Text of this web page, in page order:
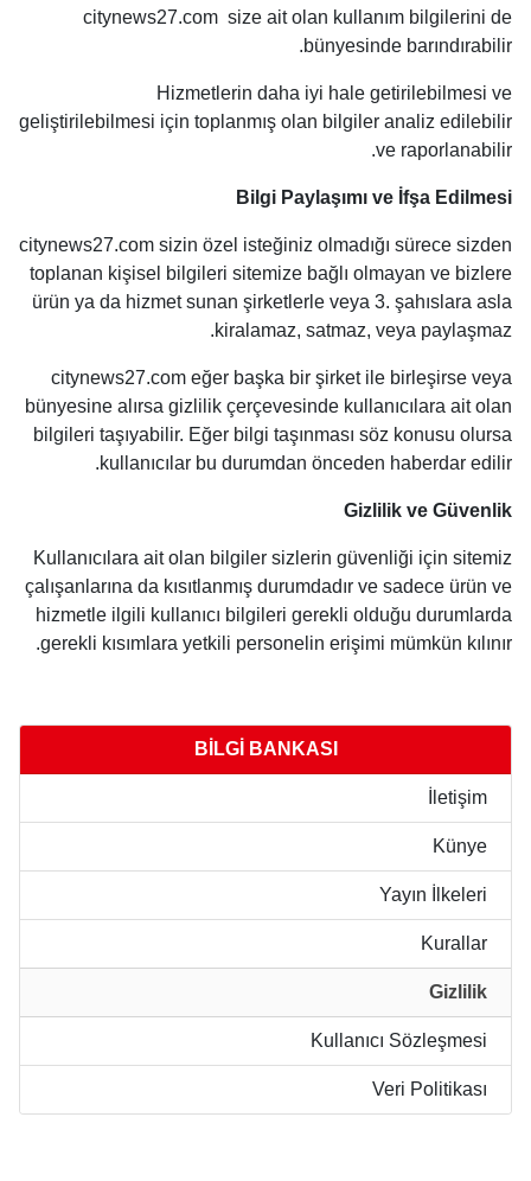
citynews27.com size ait olan kullanım bilgilerini de
bünyesinde barındırabilir.
Hizmetlerin daha iyi hale getirilebilmesi ve
geliştirilebilmesi için toplanmış olan bilgiler analiz edilebilir
ve raporlanabilir.
Bilgi Paylaşımı ve İfşa Edilmesi
citynews27.com sizin özel isteğiniz olmadığı sürece sizden
toplanan kişisel bilgileri sitemize bağlı olmayan ve bizlere
ürün ya da hizmet sunan şirketlerle veya 3. şahıslara asla
kiralamaz, satmaz, veya paylaşmaz.
citynews27.com eğer başka bir şirket ile birleşirse veya
bünyesine alırsa gizlilik çerçevesinde kullanıcılara ait olan
bilgileri taşıyabilir. Eğer bilgi taşınması söz konusu olursa
kullanıcılar bu durumdan önceden haberdar edilir.
Gizlilik ve Güvenlik
Kullanıcılara ait olan bilgiler sizlerin güvenliği için sitemiz
çalışanlarına da kısıtlanmış durumdadır ve sadece ürün ve
hizmetle ilgili kullanıcı bilgileri gerekli olduğu durumlarda
gerekli kısımlara yetkili personelin erişimi mümkün kılınır.
BİLGİ BANKASI